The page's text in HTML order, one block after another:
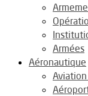
Armées
Aéronautique